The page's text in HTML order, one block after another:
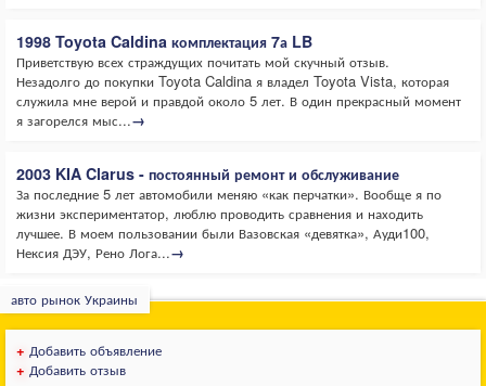
1998 Toyota Caldina комплектация 7а LB
Приветствую всех страждущих почитать мой скучный отзыв.
Незадолго до покупки Toyota Caldina я владел Toyota Vista, которая
служила мне верой и правдой около 5 лет. В один прекрасный момент
я загорелся мыс...→
2003 KIA Clarus - постоянный ремонт и обслуживание
За последние 5 лет автомобили меняю «как перчатки». Вообще я по
жизни экспериментатор, люблю проводить сравнения и находить
лучшее. В моем пользовании были Вазовская «девятка», Ауди100,
Нексия ДЭУ, Рено Лога...→
авто рынок Украины
+ Добавить объявление
+ Добавить отзыв